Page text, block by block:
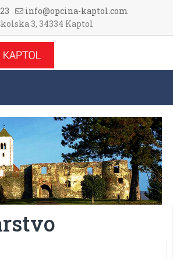
info@opcina-kaptol.com
3, 34334 Kaptol